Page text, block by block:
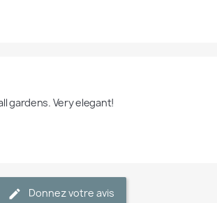
gardens. Very elegant!
Donnez votre avis